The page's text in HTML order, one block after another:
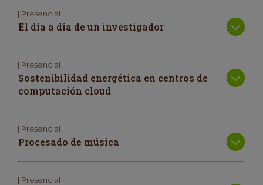
| Presencial
El día a día de un investigador
| Presencial
Sostenibilidad energética en centros de
computación cloud
| Presencial
Procesado de música
| Presencial